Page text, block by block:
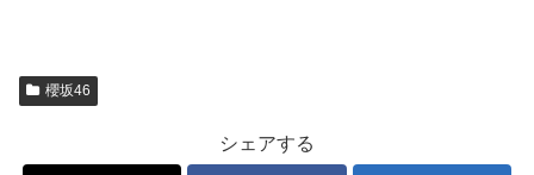
櫻坂46
シェアする